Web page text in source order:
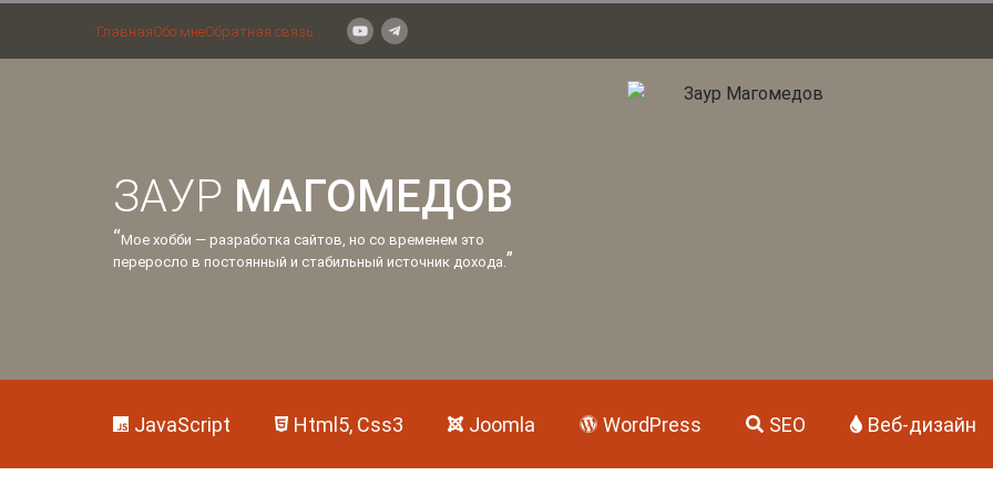
ГлавнаяОбо мнеОбратная связь
ЗАУР МАГОМЕДОВ
“Мое хобби — разработка сайтов, но со временем это
переросло в постоянный и стабильный источник дохода.”
JavaScript Html5, Css3 Joomla WordPress SEO Веб-дизайн